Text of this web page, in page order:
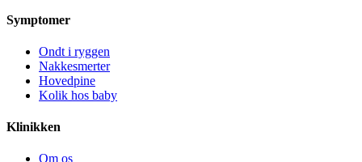
Symptomer
Ondt i ryggen
Nakkesmerter
Hovedpine
Kolik hos baby
Klinikken
Om os